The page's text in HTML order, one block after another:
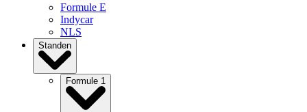
Formule E
Indycar
NLS
Standen
Formule 1